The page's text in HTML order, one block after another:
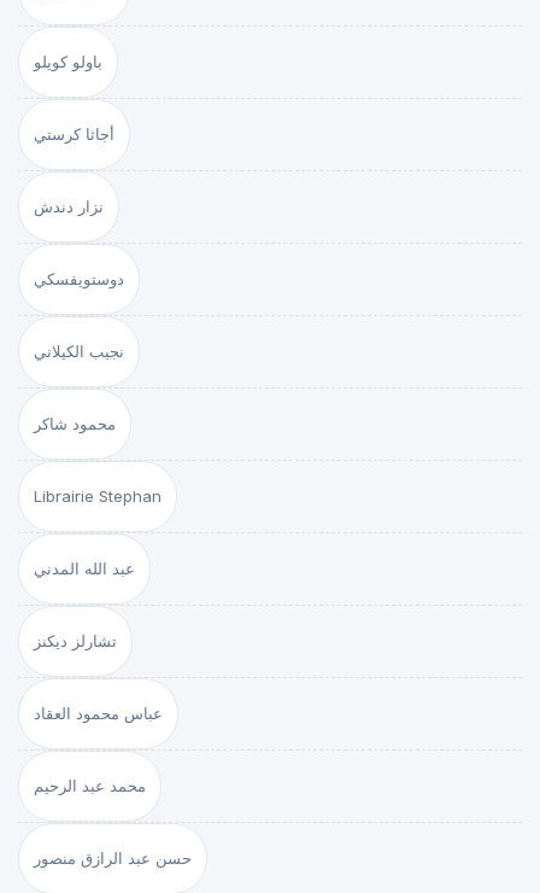
باولو كويلو
أجاثا كرستي
نزار دندش
دوستويفسكي
نجيب الكيلاني
محمود شاكر
Librairie Stephan
عبد الله المدني
تشارلز ديكنز
عباس محمود العقاد
محمد عبد الرحيم
حسن عبد الرازق منصور